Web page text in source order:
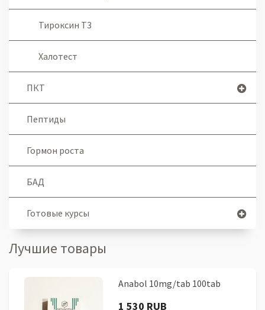
Тироксин Т3
Халотест
ПКТ
Пептиды
Гормон роста
БАД
Готовые курсы
Лучшие товары
Anabol 10mg/tab 100tab
1 530 RUB